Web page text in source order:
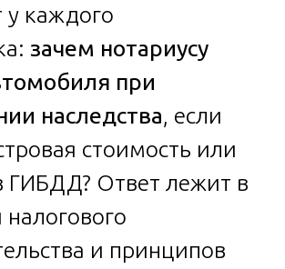
у каждого
зачем нотариусу
при
наследства, если
стоимость или
ГИБДД? Ответ лежит в
налогового
и принципов